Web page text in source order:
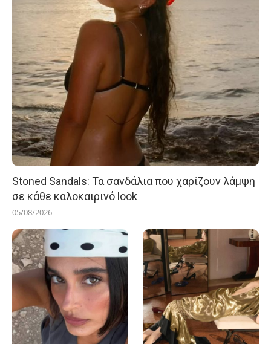
Stoned Sandals: Τα σανδάλια που χαρίζουν λάμψη
σε κάθε καλοκαιρινό look
05/08/2026